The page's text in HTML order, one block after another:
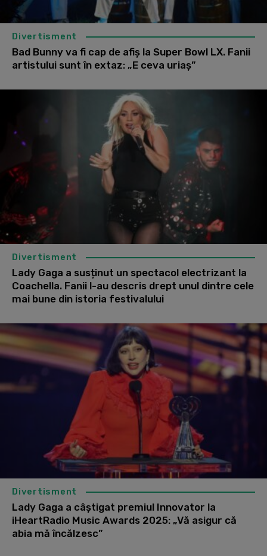
Divertisment
Bad Bunny va fi cap de afiș la Super Bowl LX. Fanii
artistului sunt în extaz: „E ceva uriaș”
Divertisment
Lady Gaga a susținut un spectacol electrizant la
Coachella. Fanii l-au descris drept unul dintre cele
mai bune din istoria festivalului
Divertisment
Lady Gaga a câștigat premiul Innovator la
iHeartRadio Music Awards 2025: „Vă asigur că
abia mă încălzesc”